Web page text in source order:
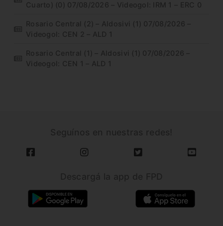
Cuarto) (0) 07/08/2026 – Videogol: IRM 1 – ERC 0
Rosario Central (2) – Aldosivi (1) 07/08/2026 –
Videogol: CEN 2 – ALD 1
Rosario Central (1) – Aldosivi (1) 07/08/2026 –
Videogol: CEN 1 – ALD 1